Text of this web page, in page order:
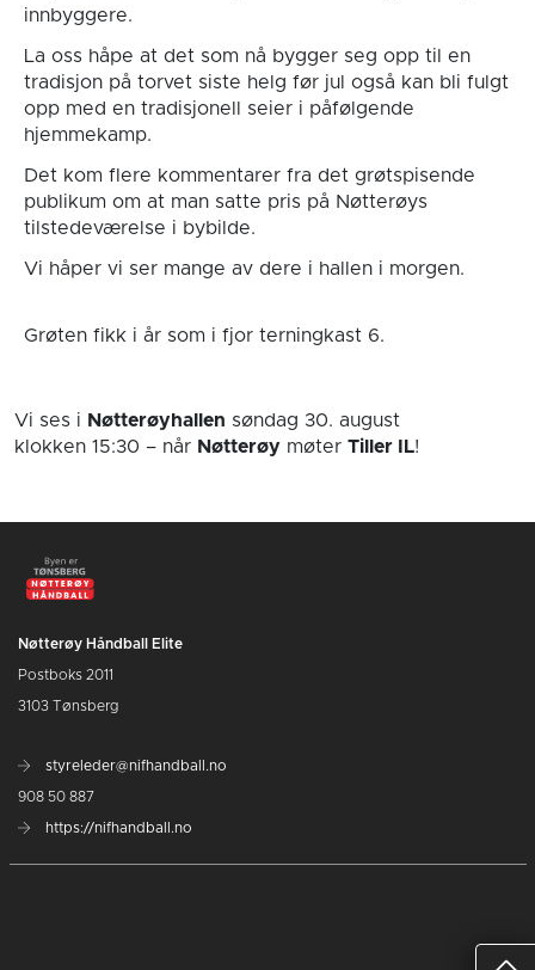
innbyggere.
La oss håpe at det som nå bygger seg opp til en
tradisjon på torvet siste helg før jul også kan bli fulgt
opp med en tradisjonell seier i påfølgende
hjemmekamp.
Det kom flere kommentarer fra det grøtspisende
publikum om at man satte pris på Nøtterøys
tilstedeværelse i bybilde.
Vi håper vi ser mange av dere i hallen i morgen.
Grøten fikk i år som i fjor terningkast 6.
Vi ses i Nøtterøyhallen søndag 30. august
klokken 15:30 – når Nøtterøy møter Tiller IL!
Nøtterøy Håndball Elite
Postboks 2011
3103 Tønsberg
styreleder@nifhandball.no
908 50 887
https://nifhandball.no